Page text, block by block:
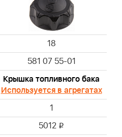
18
581 07 55-01
Крышка топливного бака
Используется в агрегатах
1
5012 i